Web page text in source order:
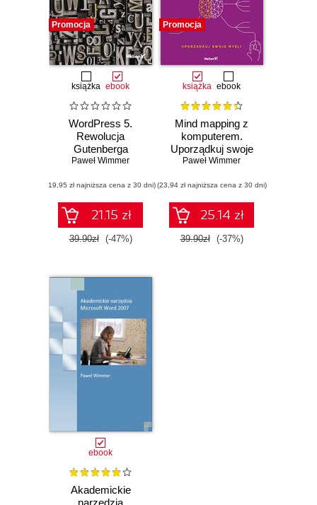
Promocja
książka ebook
WordPress 5.
Rewolucja
Gutenberga
Paweł Wimmer
(19,95 zł najniższa cena z 30 dni)
21.15 zł
39.90zł (-47%)
Promocja
książka ebook
Mind mapping z
komputerem.
Uporządkuj swoje
myśli
Paweł Wimmer
(23,94 zł najniższa cena z 30 dni)
25.14 zł
39.90zł (-37%)
ebook
Akademickie